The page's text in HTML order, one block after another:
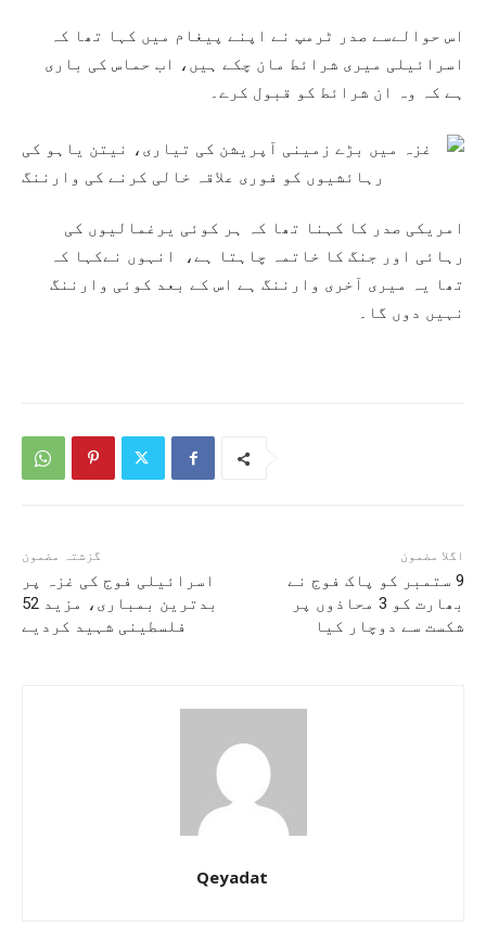
اس حوالےسے صدر ٹرمپ نے اپنے پیغام میں کہا تھا کہ
اسرائیلی میری شرائط مان چکے ہیں، اب حماس کی باری
ہے کہ وہ ان شرائط کو قبول کرے۔
امریکی صدر کا کہنا تھا کہ ہر کوئی یرغمالیوں کی
رہائی اور جنگ کا خاتمہ چاہتا ہے، انہوں نےکہا کہ
تھا یہ میری آخری وارننگ ہے اس کے بعد کوئی وارننگ
نہیں دوں گا۔
گزشتہ مضمون
اسرائیلی فوج کی غزہ پر
بدترین بمباری، مزید 52
فلسطینی شہید کردیے
اگلا مضمون
9 ستمبر کو پاک فوج نے
بھارت کو 3 محاذوں پر
شکست سے دوچار کیا
Qeyadat